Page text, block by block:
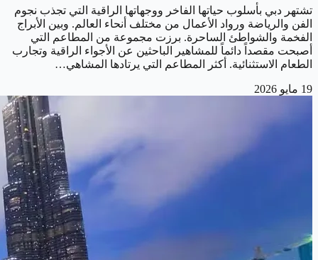
تشتهر دبي بأسلوب حياتها الفاخر ووجهاتها الراقية التي تجذب نجوم
الفن والرياضة ورواد الأعمال من مختلف أنحاء العالم. وبين الأبراج
الفخمة والشواطئ الساحرة. برزت مجموعة من المطاعم التي
أصبحت مقصداً دائماً للمشاهير الباحثين عن الأجواء الراقية وتجارب
الطعام الاستثنائية. أكثر المطاعم التي يرتادها المشاهي…
19 مايو 2026